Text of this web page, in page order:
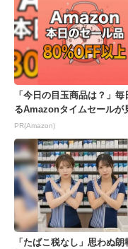
「今日の目玉商品は？」毎
るAmazonタイムセールが
ない
PR(Amazon)
「たばこ税なし」思わぬ朗